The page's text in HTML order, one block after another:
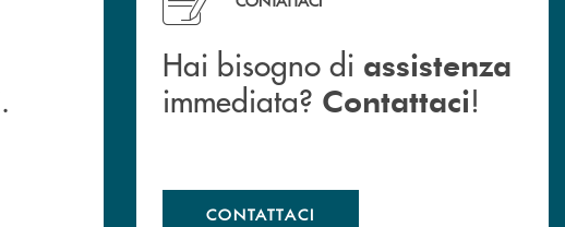
.
Hai bisogno di assistenza
immediata? Contattaci!
CONTATTACI